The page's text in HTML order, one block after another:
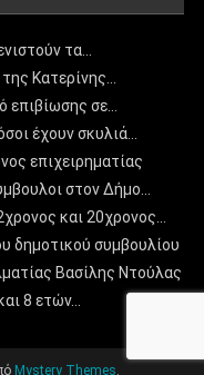
τα…
Κατερίνης…
σε…
έχουν σκυλιά…
επιχειρηματίας
στον Δήμο…
και 20χρονος…
δημοτικού συμβουλίου
Βασίλης Ντούλας
8 ετών…
Mystery Themes.